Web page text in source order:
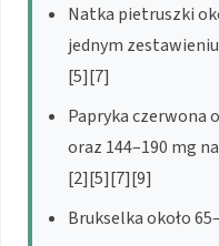
Natka pietruszki
jednym
[5][7]
Papryka czerwona
oraz 144–190 mg
[2][5][7][9]
Brukselka około